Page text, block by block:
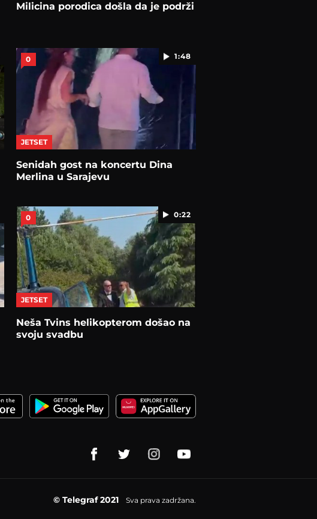
Milicina porodica došla da je podrži
1:48
0
JETSET
Senidah gost na koncertu Dina
Merlina u Sarajevu
0:22
0
JETSET
Neša Tvins helikopterom došao na
svoju svadbu
© Telegraf 2021 Sva prava zadržana.